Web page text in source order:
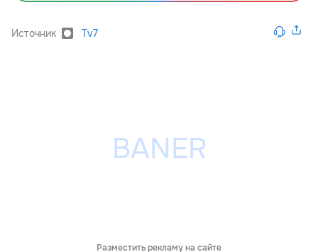
Источник Tv7
Разместить рекламу на сайте